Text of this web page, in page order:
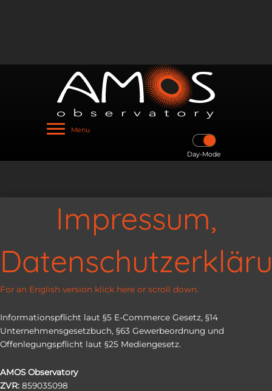
Menu
Day-Mode
Impressum,
For an English version klick here or scroll down.
Informationspflicht laut §5 E-Commerce Gesetz, §14
Unternehmensgesetzbuch, §63 Gewerbeordnung und
Offenlegungspflicht laut §25 Mediengesetz.
AMOS Observatory
ZVR: 859035098